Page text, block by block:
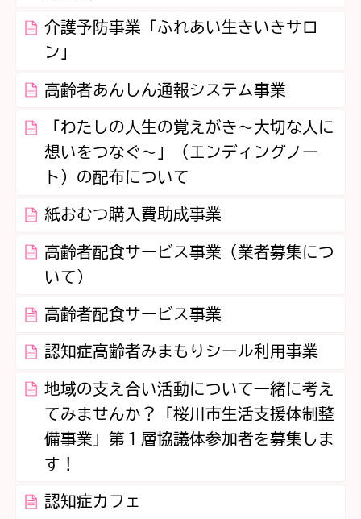
介護予防事業「ふれあい生きいきサロ
ン」
高齢者あんしん通報システム事業
「わたしの人生の覚えがき～大切な人に
想いをつなぐ～」（エンディングノー
ト）の配布について
紙おむつ購入費助成事業
高齢者配食サービス事業（業者募集につ
いて）
高齢者配食サービス事業
認知症高齢者みまもりシール利用事業
地域の支え合い活動について一緒に考え
てみませんか？「桜川市生活支援体制整
備事業」第１層協議体参加者を募集しま
す！
認知症カフェ